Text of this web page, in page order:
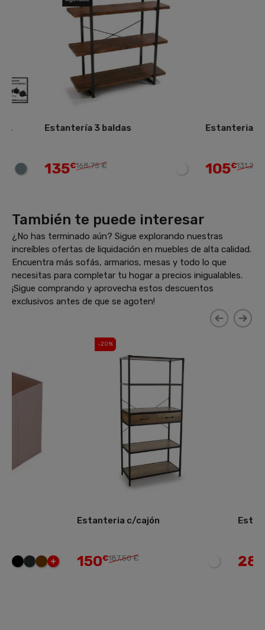
Estantería 3 baldas
135 €168,75 €
Estanteria 3 baldas
€131,25 €
También te puede interesar
¿No has terminado aún? Sigue explorando nuestras
increíbles ofertas de liquidación en muebles de alta calidad.
Encuentra más sofás, armarios, mesas y todo lo que
necesitas para completar tu hogar a precios inigualables.
¡Sigue comprando y aprovecha estos descuentos
exclusivos antes de que se agoten!
Estanteria c/cajón
150€187,50 €
Estante L 120